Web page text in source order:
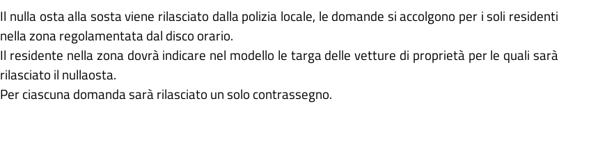
Il nulla osta alla sosta viene rilasciato dalla polizia locale, le domande si accolgono per i soli residenti
nella zona regolamentata dal disco orario.
Il residente nella zona dovrà indicare nel modello le targa delle vetture di proprietà per le quali sarà
rilasciato il nullaosta.
Per ciascuna domanda sarà rilasciato un solo contrassegno.